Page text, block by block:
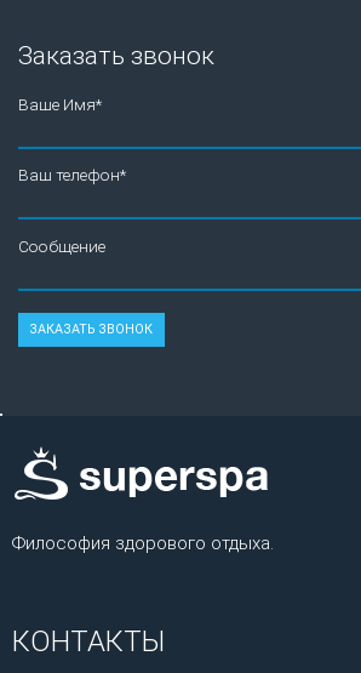
Заказать звонок
Ваше Имя*
Ваш телефон*
Сообщение
Философия здорового отдыха.
КОНТАКТЫ